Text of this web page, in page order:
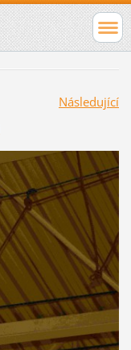
Následující